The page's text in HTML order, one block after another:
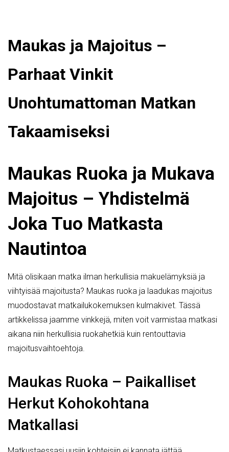
Maukas ja Majoitus –
Parhaat Vinkit
Unohtumattoman Matkan
Takaamiseksi
Maukas Ruoka ja Mukava
Majoitus – Yhdistelmä
Joka Tuo Matkasta
Nautintoa
Mitä olisikaan matka ilman herkullisia makuelämyksiä ja
viihtyisää majoitusta? Maukas ruoka ja laadukas majoitus
muodostavat matkailukokemuksen kulmakivet. Tässä
artikkelissa jaamme vinkkejä, miten voit varmistaa matkasi
aikana niin herkullisia ruokahetkiä kuin rentouttavia
majoitusvaihtoehtoja.
Maukas Ruoka – Paikalliset
Herkut Kohokohtana
Matkallasi